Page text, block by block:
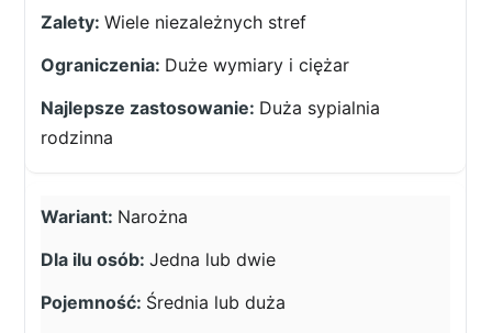
Wiele niezależnych stref
Duże wymiary i ciężar
Duża sypialnia
rodzinna
Narożna
Jedna lub dwie
Średnia lub duża